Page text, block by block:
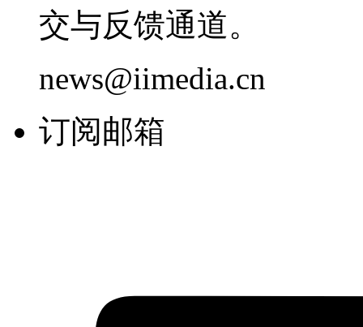
交与反馈通道。
news@iimedia.cn
订阅邮箱